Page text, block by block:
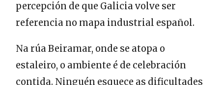
percepción de que Galicia volve ser
referencia no mapa industrial español.
Na rúa Beiramar, onde se atopa o
estaleiro, o ambiente é de celebración
contida. Ninguén esquece as dificultades